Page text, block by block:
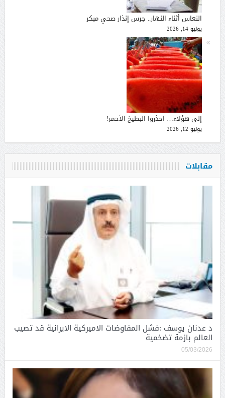
النعاس أثناء النهار.. جرس إنذار صحي مبكر
يوليو 14, 2026
إلى هؤلاء… احذروا البطيخ الأحمر!
يوليو 12, 2026
مقابلات
د عدنان يوسف :فشل المفاوضات الاميركية الايرانية قد تصيب
العالم بازمة تضخمية
05/03/2026